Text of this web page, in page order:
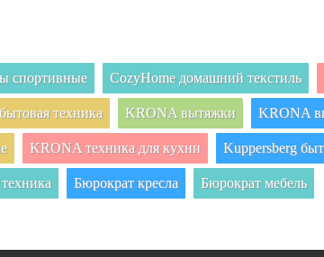
спортивные CozyHome домашний текстиль
техника KRONA вытяжки KRONA
KRONA техника для кухни Kuppersberg
Бюрократ кресла Бюрократ мебель